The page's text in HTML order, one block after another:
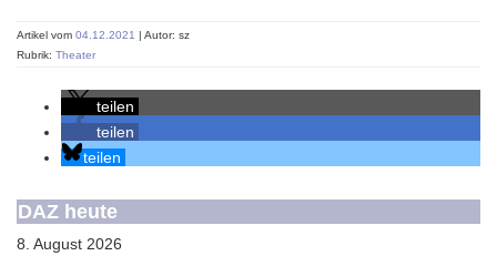
Artikel vom 04.12.2021 | Autor: sz
Rubrik: Theater
teilen
teilen
teilen
DAZ heute
8. August 2026